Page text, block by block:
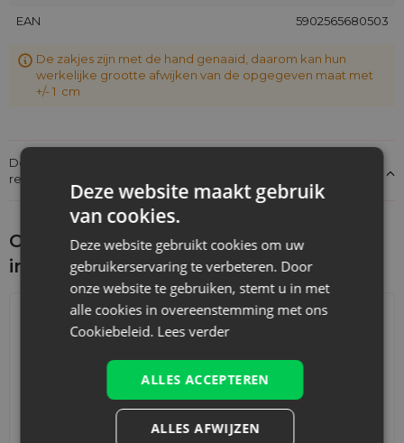
EAN
5902565680503
De zakjes zijn met de hand genaaid, daarom kan hun
werkelijke grootte afwijken van de opgegeven maat met
+/- 1 cm
Details over de conformiteit van het product met de
regelgeving: Productverantwoordelijkheid
Ontdek wat je nog meer zou kunnen
interesseren
Adventskalenders Katoenen zakjes
Deze website maakt gebruik
van cookies.
Deze website gebruikt cookies om uw
gebruikerservaring te verbeteren. Door
onze website te gebruiken, stemt u in met
alle cookies in overeenstemming met ons
Cookiebeleid. Lees verder
ALLES ACCEPTEREN
ALLES AFWIJZEN